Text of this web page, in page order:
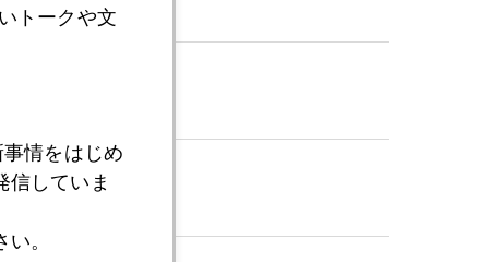
トークや文
情をはじめ
信していま
。